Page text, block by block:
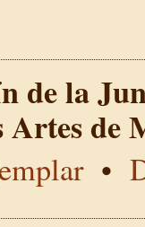
de la
Artes
•